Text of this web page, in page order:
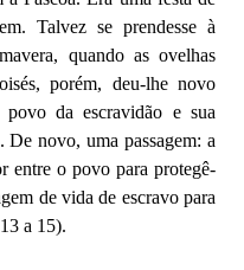
Talvez se prendesse à
quando as ovelhas
porém, deu-lhe novo
da escravidão e sua
De novo, uma passagem: a
entre o povo para protegê-
de vida de escravo para
a 15).